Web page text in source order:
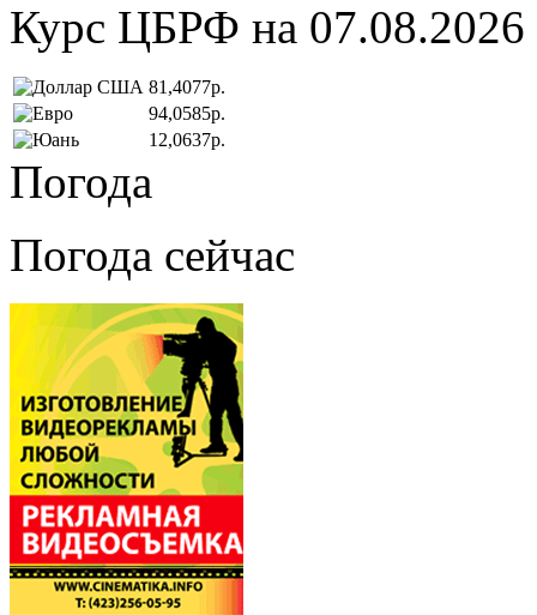
Курс ЦБРФ на 07.08.2026
81,4077р.
94,0585р.
12,0637р.
Погода
Погода сейчас